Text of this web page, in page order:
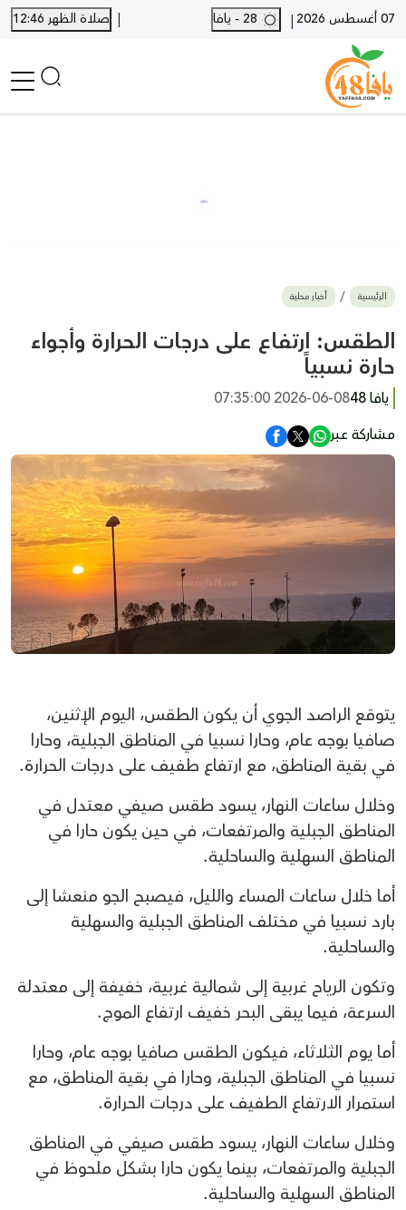
07 أغسطس 2026 |
| صلاة الظهر 12:46
بيع وشراء
أخبار القدس
وفيات
المزيد
ارسل خبر
الرئيسية أخبار محلية
الطقس: ارتفاع على درجات الحرارة وأجواء
حارة نسبياً
يافا 48
2026-06-08 07:35:00
مشاركة عبر
يتوقع الراصد الجوي أن يكون الطقس، اليوم الإثنين،
صافيا بوجه عام، وحارا نسبيا في المناطق الجبلية، وحارا
في بقية المناطق، مع ارتفاع طفيف على درجات الحرارة.
وخلال ساعات النهار، يسود طقس صيفي معتدل في
المناطق الجبلية والمرتفعات، في حين يكون حارا في
المناطق السهلية والساحلية.
أما خلال ساعات المساء والليل، فيصبح الجو منعشا إلى
بارد نسبيا في مختلف المناطق الجبلية والسهلية
والساحلية.
وتكون الرياح غربية إلى شمالية غربية، خفيفة إلى معتدلة
السرعة، فيما يبقى البحر خفيف ارتفاع الموج.
أما يوم الثلاثاء، فيكون الطقس صافيا بوجه عام، وحارا
نسبيا في المناطق الجبلية، وحارا في بقية المناطق، مع
استمرار الارتفاع الطفيف على درجات الحرارة.
وخلال ساعات النهار، يسود طقس صيفي في المناطق
الجبلية والمرتفعات، بينما يكون حارا بشكل ملحوظ في
المناطق السهلية والساحلية.